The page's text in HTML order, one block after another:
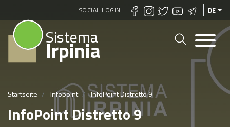
Direkt
zum
SOCIAL LOGIN DE
Sistema
Irpinia
Startseite Infopoint InfoPoint Distretto 9
InfoPoint Distretto 9